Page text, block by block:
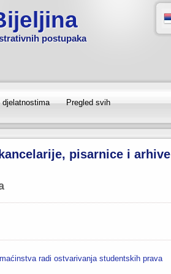
postupaka
djelatnostima Pregled svih
pisarnice i arhive
radi ostvarivanja studentskih prava